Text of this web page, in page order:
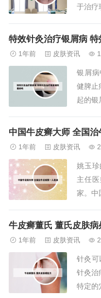
于治疗
要其
症。2
生理盐
特效针灸治疗银屑病
1年前 皮肤资讯
银屑病
健脾止
起的银
肝汤等
悠久的
上，总
中国牛皮癣大师 全国
1年前 皮肤资讯
姚玉珍
主任
家。中
学会皮
慎吾教
先生佐
牛皮癣董氏 董氏皮肤病
1年前 皮肤资讯
针灸可
针灸治
特定的